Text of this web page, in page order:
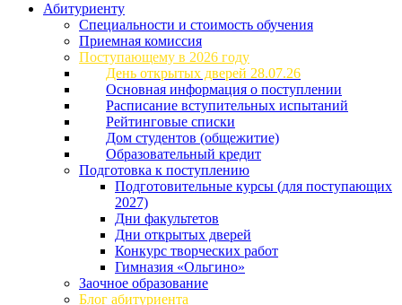
Абитуриенту
Специальности и стоимость обучения
Приемная комиссия
Поступающему в 2026 году
День открытых дверей 28.07.26
Основная информация о поступлении
Расписание вступительных испытаний
Рейтинговые списки
Дом студентов (общежитие)
Образовательный кредит
Подготовка к поступлению
Подготовительные курсы (для поступающих
2027)
Дни факультетов
Дни открытых дверей
Конкурс творческих работ
Гимназия «Ольгино»
Заочное образование
Блог абитуриента